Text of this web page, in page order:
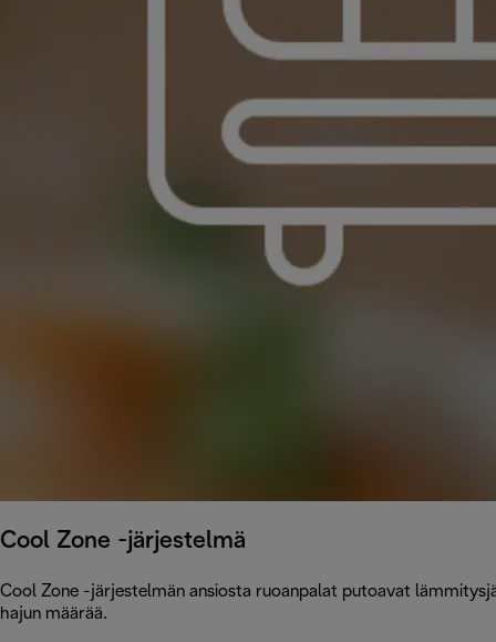
Cool Zone -järjestelmä
Cool Zone -järjestelmän ansiosta ruoanpalat putoavat
hajun määrää.